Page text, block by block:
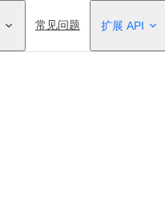
常见问题 扩展 API